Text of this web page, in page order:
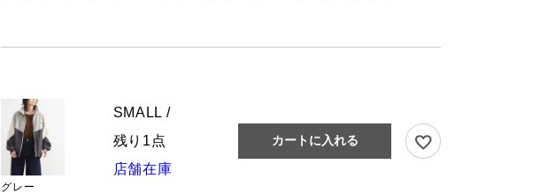
グレー
SMALL /
残り1点
店舗在庫
カートに入れる